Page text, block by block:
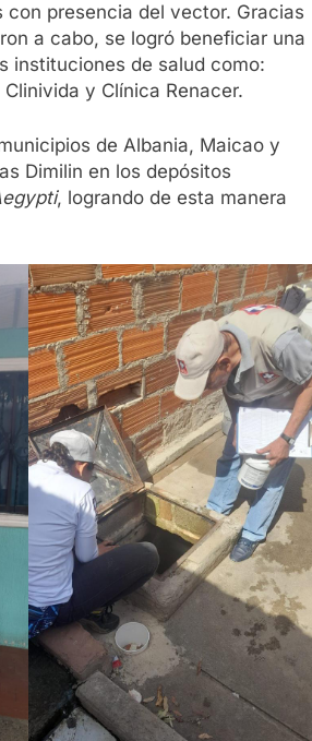
presencia del vector. Gracias
a cabo, se logró beneficiar una
instituciones de salud como:
y Clínica Renacer.
de Albania, Maicao y
Dimilin en los depósitos
, logrando de esta manera